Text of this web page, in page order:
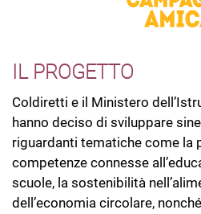
IL PROGETTO
Coldiretti e il Ministero
hanno deciso di sviluppare
riguardanti tematiche come la
competenze connesse
scuole, la sostenibilità
dell’economia circolare,